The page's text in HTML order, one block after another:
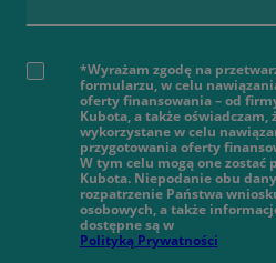
*Wyrażam zgodę na
formularzu, w celu
oferty finansowania – od
Kubota, a także oświadczam,
wykorzystane w celu
przygotowania oferty
W tym celu mogą one
Kubota. Niepodanie obu
rozpatrzenie Państwa
osobowych, a także
dostępne są w
Polityką Prywatności